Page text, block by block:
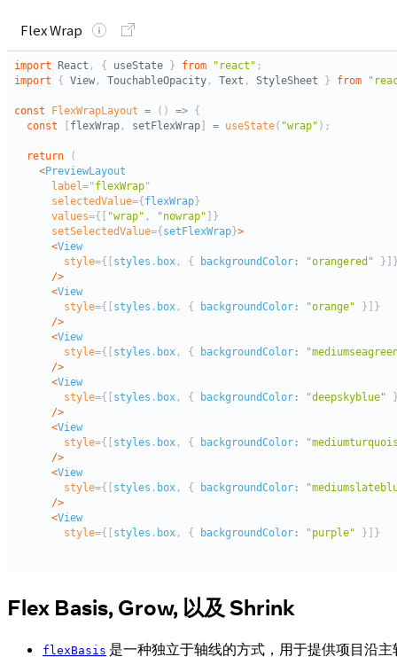
Flex Basis, Grow, 以及 Shrink
flexBasis 是一种独立于轴线的方式，用于提供项目沿